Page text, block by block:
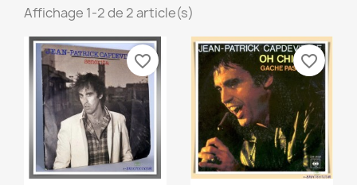
Affichage 1-2 de 2 article(s)
favorite_border favorite_border